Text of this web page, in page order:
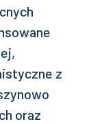
z
oraz